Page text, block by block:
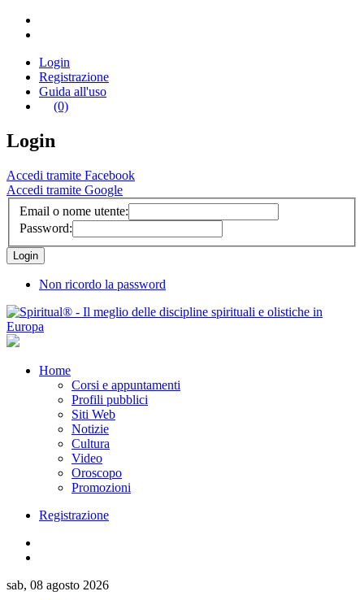
Login
Registrazione
Guida all'uso
(0)
Login
Accedi tramite Facebook
Accedi tramite Google
Email o nome utente:
Password:
Non ricordo la password
Home
Corsi e appuntamenti
Profili pubblici
Siti Web
Notizie
Cultura
Video
Oroscopo
Promozioni
Registrazione
sab, 08 agosto 2026